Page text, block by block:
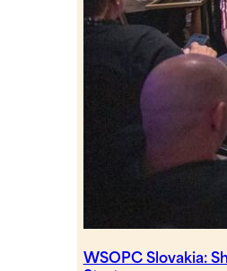
WSOPC Slovakia: